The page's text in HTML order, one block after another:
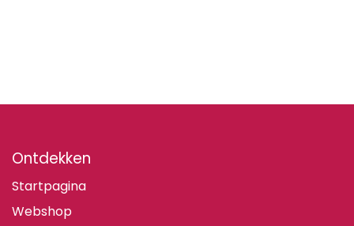
Ontdekken
Startpagina
Webshop